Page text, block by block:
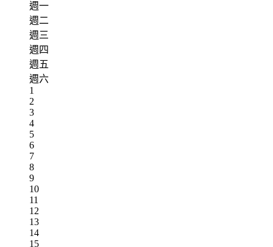
週一
週二
週三
週四
週五
週六
1
2
3
4
5
6
7
8
9
10
11
12
13
14
15